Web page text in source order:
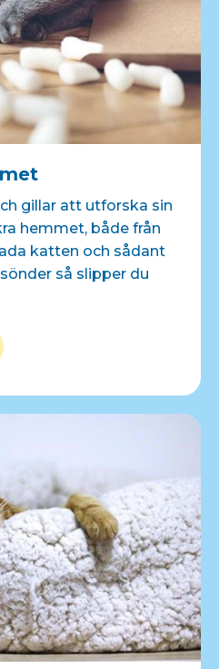
gillar att utforska sin
hemmet, både från
katten och sådant
så slipper du